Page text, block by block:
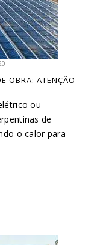
OBRA: ATENÇÃO
ou
de
o calor para